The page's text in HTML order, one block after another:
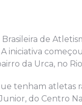
de
iniciativa
da Urca, no
tenham atletas
do Centro